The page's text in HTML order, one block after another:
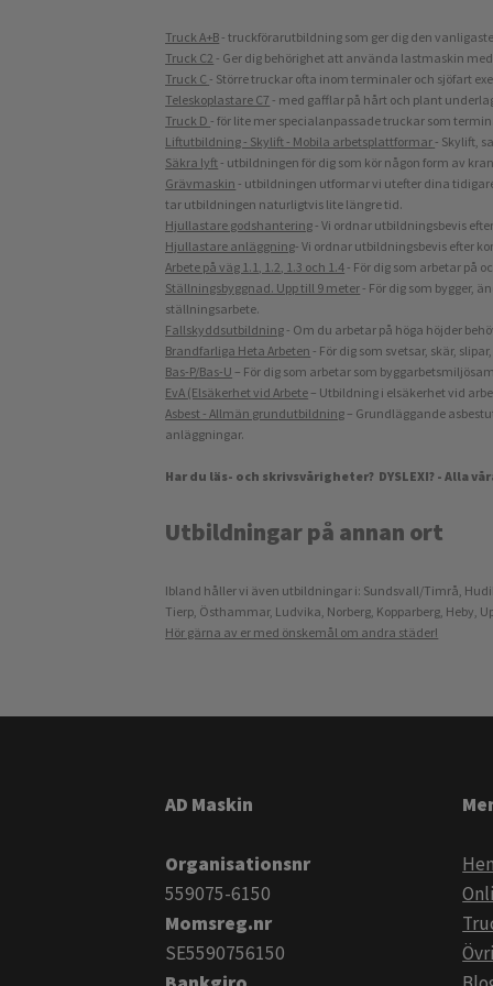
Truck A+B - truckförarutbildning som ger dig den
Truck C2 - Ger dig behörighet att använda lastmaskin
Truck C - Större truckar ofta inom terminaler och sjöfart
Teleskoplastare C7 - med gafflar på hårt och plant
Truck D - för lite mer specialanpassade truckar som
Liftutbildning - Skylift - Mobila arbetsplattformar - Skylift,
Säkra lyft - utbildningen för dig som kör någon form av
Grävmaskin - utbildningen utformar vi utefter dina
tar utbildningen naturligtvis lite längre tid.
Hjullastare godshantering - Vi ordnar utbildningsbevis
Hjullastare anläggning- Vi ordnar utbildningsbevis efter
Arbete på väg 1 .1, 1.2, 1.3 och 1.4 - För dig som arbetar på
Ställningsbyggnad. Upp till 9 meter - För dig som bygger,
ställningsarbete.
Fallskyddsutbildning - Om du arbetar på höga höjder
Brandfarliga Heta Arbeten - För dig som svetsar, skär,
​​​​​​​Bas-P/Bas-U – För dig som arbetar som
EvA (Elsäkerhet vid Arbete – Utbildning i elsäkerhet vid
Asbest - Allmän grundutbildning – Grundläggande
anläggningar.
Har du läs- och skrivsvårigheter? DYSLEXI? - Alla
Utbildningar på annan ort​​​​​​​
Ibland håller vi även utbildningar i: Sundsvall/Timrå,
Tierp, Östhammar, Ludvika, Norberg, Kopparberg, Heby,
Hör gärna av er med önskemål om andra städer!
AD Maskin
Organisationsnr
559075-6150
Momsreg.nr
SE5590756150